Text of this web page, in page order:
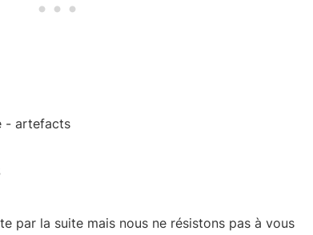
par la suite mais nous ne résistons pas à vous